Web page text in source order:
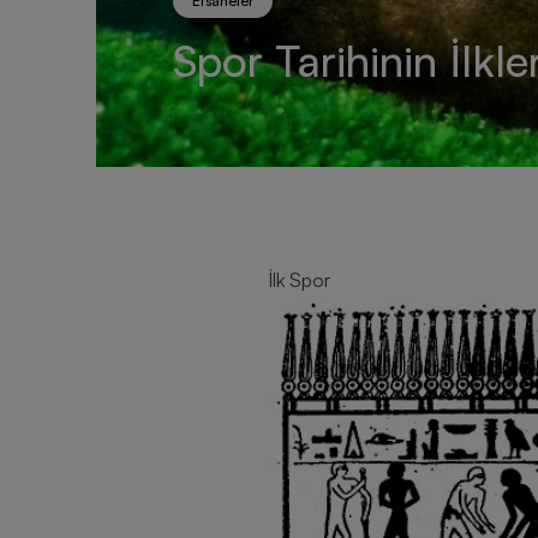
Spor Tarihinin
İlk Spor